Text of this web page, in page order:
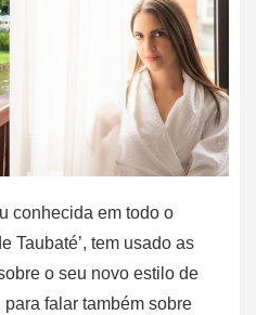
conhecida em todo o
Taubaté’, tem usado as
o seu novo estilo de
falar também sobre